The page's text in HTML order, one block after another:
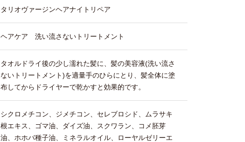
タリオヴァージンヘアナイトリペア
ヘアケア 洗い流さないトリートメント
タオルドライ後の少し濡れた髪に、髪の美容液(洗い流さ
ないトリートメント)を適量手のひらにとり、髪全体に塗
布してからドライヤーで乾かすと効果的です。
シクロメチコン、ジメチコン、セレブロシド、ムラサキ
根エキス、ゴマ油、ダイズ油、スクワラン、コメ胚芽
油、ホホバ種子油、ミネラルオイル、ローヤルゼリーエ